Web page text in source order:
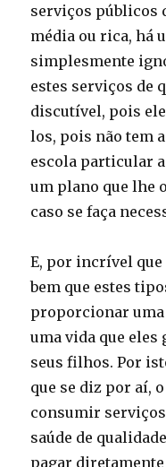
serviços públicos
média ou rica, há
simplesmente
estes serviços de
discutível, pois ele
los, pois não tem
escola particular
um plano que lhe
caso se faça
E, por incrível que
bem que estes
proporcionar uma
uma vida que
seus filhos. Por
que se diz por aí,
consumir serviços
saúde de
pagar